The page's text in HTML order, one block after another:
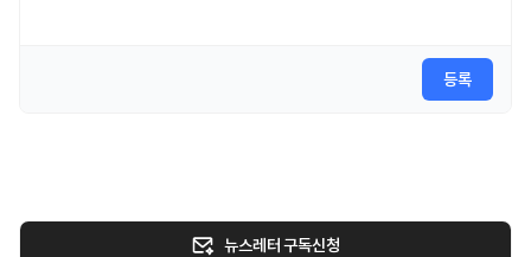
등록
뉴스레터 구독신청